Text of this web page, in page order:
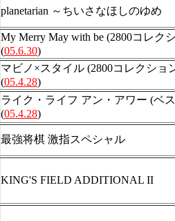
planetarian ～ちいさなほしのゆめ
My Merry May with be (2800コレク
(05.6.30)
マビノ×スタイル (2800コレクショ
(05.4.28)
ライク・ライフ アン・アワー (ベ
(05.4.28)
最強将棋 激指スペシャル
KING'S FIELD ADDITIONAL II